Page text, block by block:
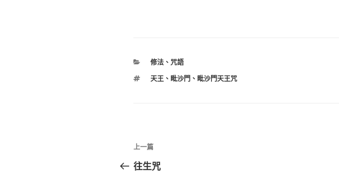
分
修法、 咒語
標
天王、 毗沙門 、 毗沙門天王咒
文
章
上
一
上一篇
往生咒